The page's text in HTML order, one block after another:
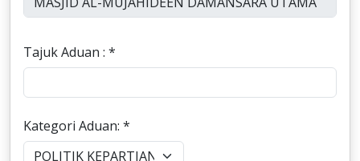
Tajuk Aduan : *
Kategori Aduan: *